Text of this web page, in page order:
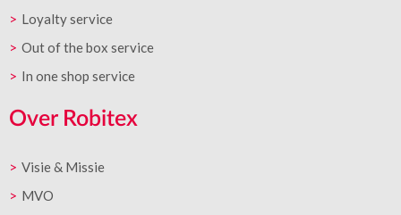
Loyalty service
Out of the box service
In one shop service
Over Robitex
Visie & Missie
MVO